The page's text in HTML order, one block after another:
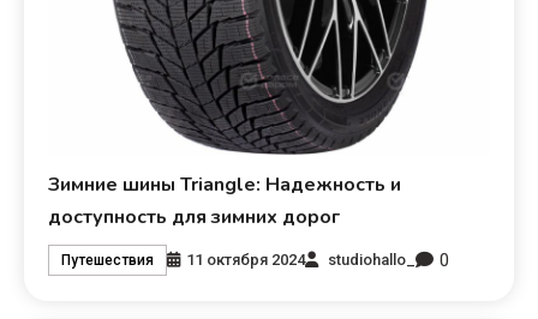
Зимние шины Triangle: Надежность и
доступность для зимних дорог
Путешествия 11 октября 2024 studiohallo_ 0